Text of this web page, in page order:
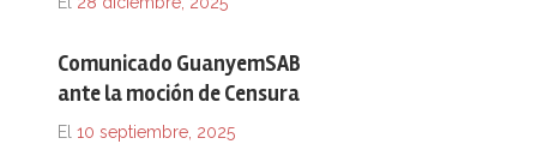
Comunicado GuanyemSAB
ante la moción de Censura
El 10 septiembre, 2025